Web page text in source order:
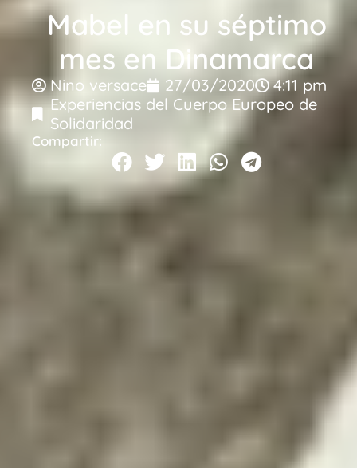
Mabel en su séptimo
mes en Dinamarca
Nino versace 27/03/2020
4:11 pm
Experiencias del Cuerpo Europeo de
Solidaridad
Compartir: